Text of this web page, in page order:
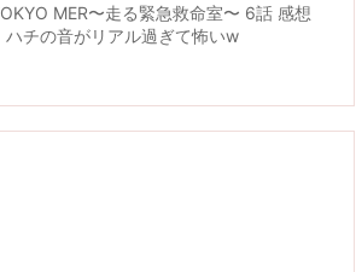
MER〜走る緊急救命室〜 6話 感想
ハチの音がリアル過ぎて怖いw